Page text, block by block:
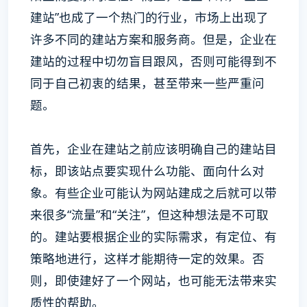
建站”也成了一个热门的行业，市场上出现了
许多不同的建站方案和服务商。但是，企业在
建站的过程中切勿盲目跟风，否则可能得到不
同于自己初衷的结果，甚至带来一些严重问
题。
首先，企业在建站之前应该明确自己的建站目
标，即该站点要实现什么功能、面向什么对
象。有些企业可能认为网站建成之后就可以带
来很多“流量”和“关注”，但这种想法是不可取
的。建站要根据企业的实际需求，有定位、有
策略地进行，这样才能期待一定的效果。否
则，即使建好了一个网站，也可能无法带来实
质性的帮助。